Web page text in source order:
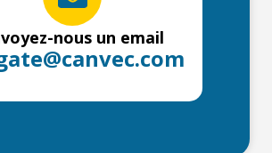
nous un email